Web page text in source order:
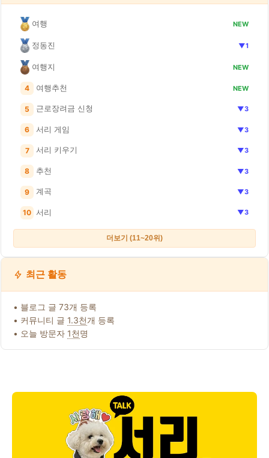
여행 NEW
정동진 ▼1
여행지 NEW
4 여행추천 NEW
5 근로장려금 신청 ▼3
6 서리 게임 ▼3
7 서리 키우기 ▼3
8 추천 ▼3
9 계곡 ▼3
10 서리 ▼3
더보기 (11~20위)
최근 활동
• 블로그 글 73개 등록
• 커뮤니티 글 1.3천개 등록
• 오늘 방문자 1천명